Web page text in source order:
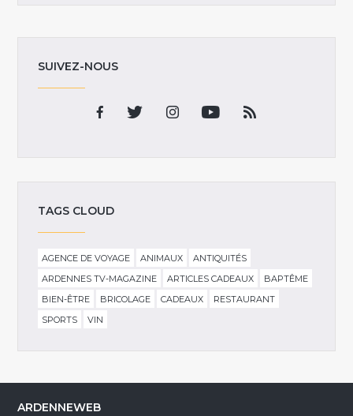
SUIVEZ-NOUS
TAGS CLOUD
AGENCE DE VOYAGE ANIMAUX
ANTIQUITÉS
ARDENNES TV-MAGAZINE
ARTICLES CADEAUX
BAPTÊME
BIEN-ÊTRE
BRICOLAGE CADEAUX
RESTAURANT
SPORTS
VIN
ARDENNEWEB